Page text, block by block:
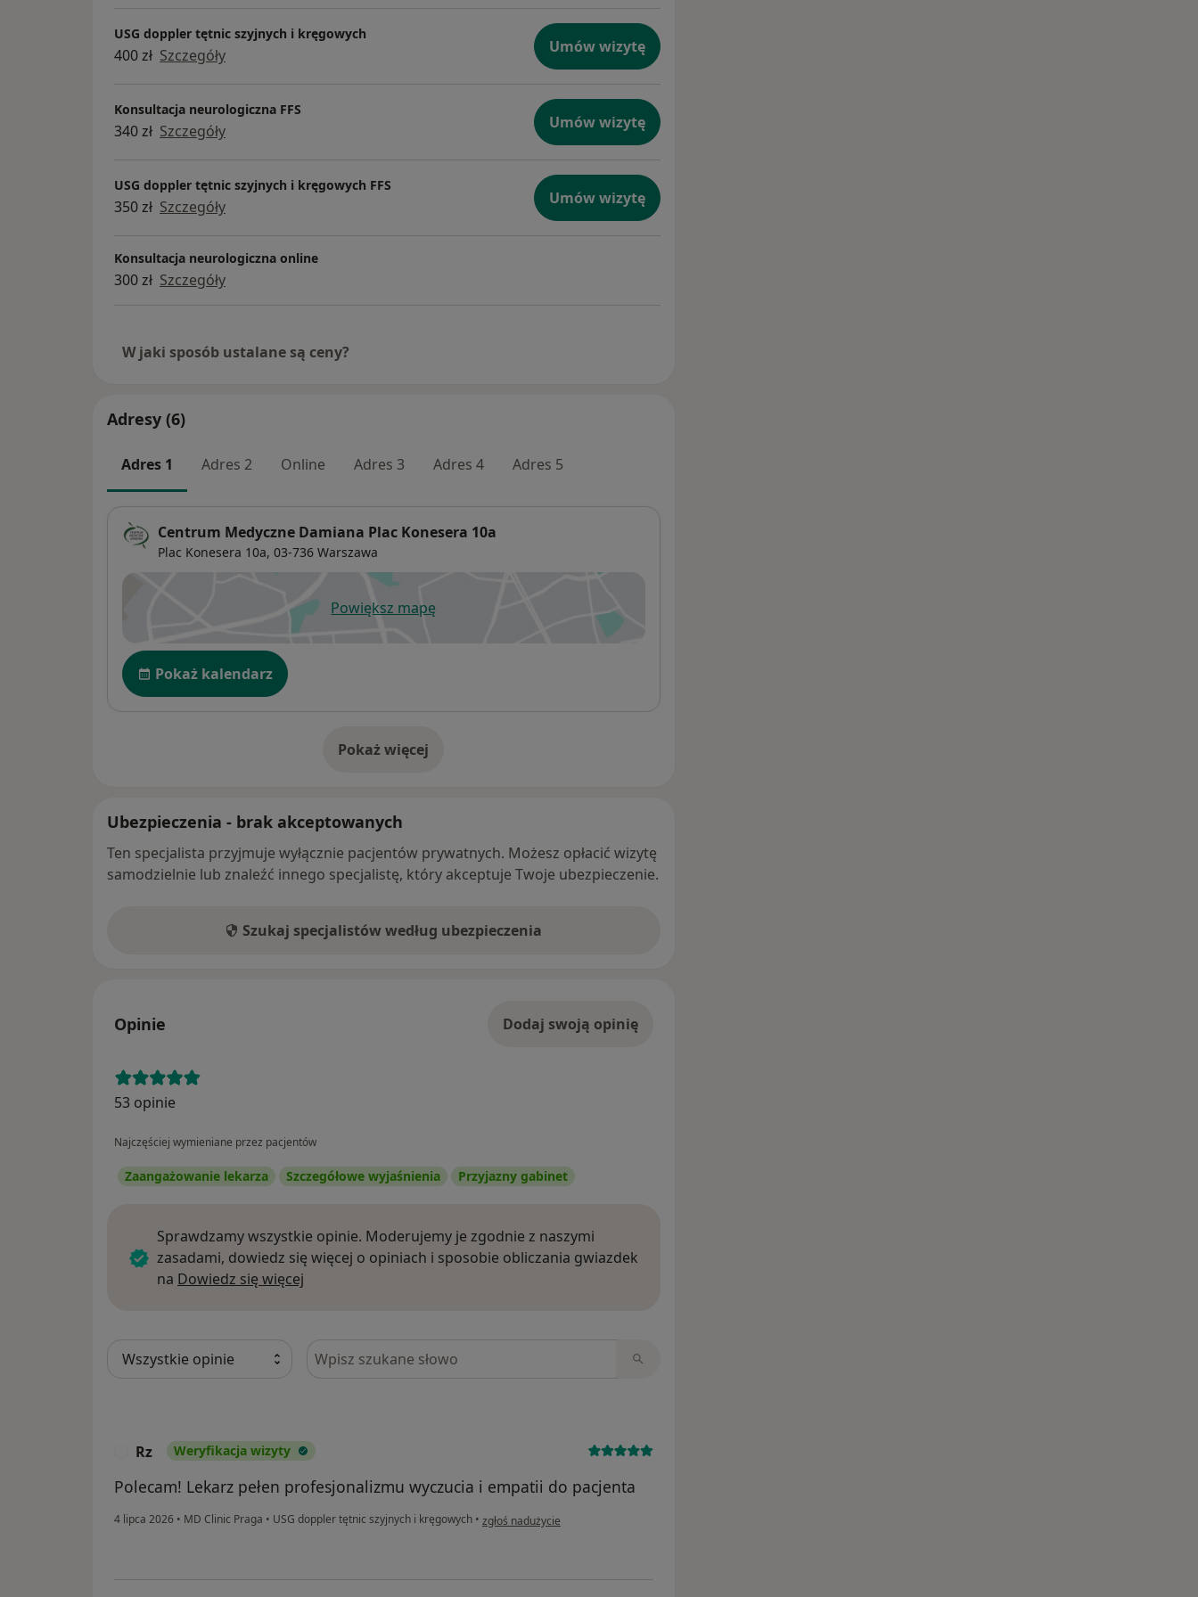
USG doppler tętnic szyjnych i kręgowych
400 zł Szczegóły Umów wizytę
Konsultacja neurologiczna FFS
340 zł Szczegóły Umów wizytę
USG doppler tętnic szyjnych i kręgowych FFS
350 zł Szczegóły Umów wizytę
Konsultacja neurologiczna online
300 zł Szczegóły
W jaki sposób ustalane są ceny?
Adresy (6)
Adres 1 Adres 2 Online Adres 3 Adres 4 Adres 5
Centrum Medyczne Damiana Plac Konesera 10a
Plac Konesera 10a, 03-736 Warszawa
Powiększ mapęotwiera się w nowej karcie
Dostępność
Pokaż kalendarz
Pokaż więcej
o adresie
Ubezpieczenia - brak akceptowanych
Ten specjalista przyjmuje wyłącznie pacjentów prywatnych. Możesz opłacić wizytę
samodzielnie lub znaleźć innego specjalistę, który akceptuje Twoje ubezpieczenie.
Szukaj specjalistów według ubezpieczenia
Opinie Dodaj swoją opinię
53 opinie
Najczęściej wymieniane przez pacjentów
Zaangażowanie lekarza Szczegółowe wyjaśnienia Przyjazny gabinet
Sprawdzamy wszystkie opinie. Moderujemy je zgodnie z naszymi
zasadami, dowiedz się więcej o opiniach i sposobie obliczania gwiazdek
na Dowiedz się więcej
Szukaj w opiniach
Rz Weryfikacja wizyty
Polecam! Lekarz pełen profesjonalizmu wyczucia i empatii do pacjenta
4 lipca 2026 • MD Clinic Praga • USG doppler tętnic szyjnych i kręgowych • w opinii użytkownika Rz
zgłoś nadużycie